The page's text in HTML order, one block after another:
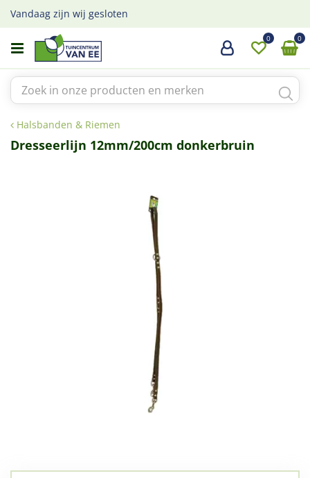
a
Halsbanden & Riemen
Vandaag zijn wij gesloten
Dresseerlijn 12mm/200cm donkerbruin